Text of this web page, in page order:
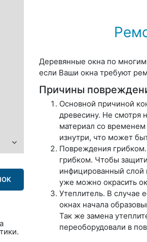
Деревянные окна по
если Ваши окна требуют
Причины
Основной причиной
древесину. Не смотря
материал со
изнутри, что может
Повреждения
грибком. Чтобы
инфицированный слой
уже можно окрасить
Утеплитель. В случае
окнах начала
Так же замена
переоборудовали в